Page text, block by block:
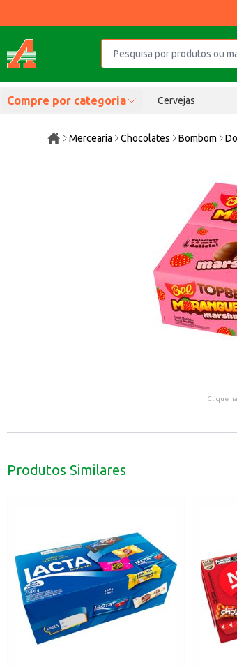
Compre por categoria Cervejas
Mercearia Chocolates Bombom
Clique
Produtos Similares